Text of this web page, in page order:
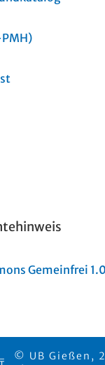
Gemeinfrei
© UB Gießen,